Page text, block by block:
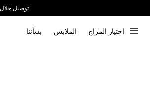
توصيل خلال 7 أيام إلى جميع دول الخليج
اختيار المزاج الملابس بشأننا